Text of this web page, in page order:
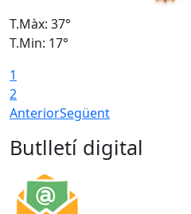
T.Màx: 37°
T.Min: 17°
1
2
AnteriorSegüent
Butlletí digital